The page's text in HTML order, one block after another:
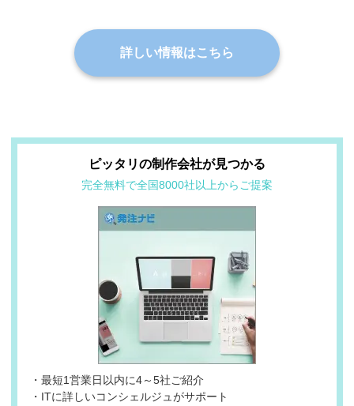
詳しい情報はこちら
ピッタリの制作会社が見つかる
完全無料で全国8000社以上からご提案
・最短1営業日以内に4～5社ご紹介
・ITに詳しいコンシェルジュがサポート